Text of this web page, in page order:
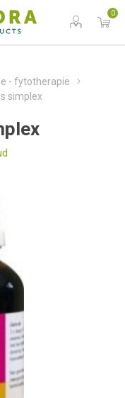
0
- fytotherapie
simplex